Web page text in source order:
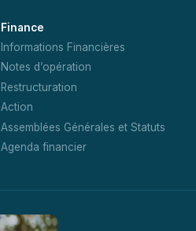
Finance
Informations Financières
Notes d’opération
Restructuration
Action
Assemblées Générales et Statuts
Agenda financier